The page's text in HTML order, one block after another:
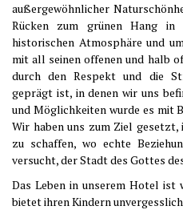
außergewöhnlicher
Rücken zum grünen Hang in
historischen Atmosphäre und
mit all seinen offenen und halb
durch den Respekt und die
geprägt ist, in denen wir uns
und Möglichkeiten wurde es mit
Wir haben uns zum Ziel
zu schaffen, wo echte
versucht, der Stadt des Gottes
Das Leben in unserem Hotel ist
bietet ihren Kindern